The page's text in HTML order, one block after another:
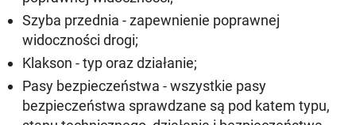
Szyba przednia - zapewnienie poprawnej
widoczności drogi;
Klakson - typ oraz działanie;
Pasy bezpieczeństwa - wszystkie pasy
bezpieczeństwa sprawdzane są pod katem typu,